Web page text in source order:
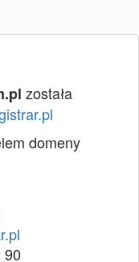
została
domeny
90